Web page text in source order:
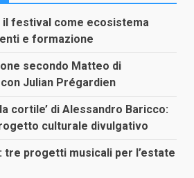
il festival come ecosistema
e formazione
secondo Matteo di
Julian Prégardien
cortile’ di Alessandro Baricco:
culturale divulgativo
tre progetti musicali per l’estate